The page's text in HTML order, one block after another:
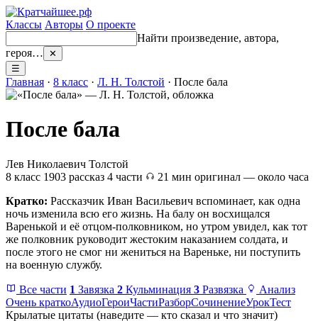
Классы Авторы О проекте
Найти произведение, автора,
героя…
✕
☰
Главная · 8 класс · Л. Н. Толстой · После бала
После бала
Лев Николаевич Толстой
8 класс 1903 рассказ 4 части 21 мин оригинал — около часа
Кратко: Рассказчик Иван Васильевич вспоминает, как одна
ночь изменила всю его жизнь. На балу он восхищался
Варенькой и её отцом-полковником, но утром увидел, как тот
же полковник руководит жестоким наказанием солдата, и
после этого не смог ни жениться на Вареньке, ни поступить
на военную службу.
Все части 1 Завязка 2 Кульминация 3 Развязка
Анализ
Очень краткоАудиоГероиЧастиРазборСочинениеУрокТест
Крылатые цитаты (наведите — кто сказал и что значит)